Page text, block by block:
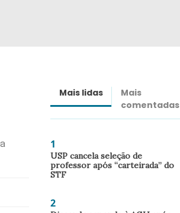
Mais lidas
Mais
comentadas
1
USP cancela seleção de
professor após “carteirada” do
STF
2